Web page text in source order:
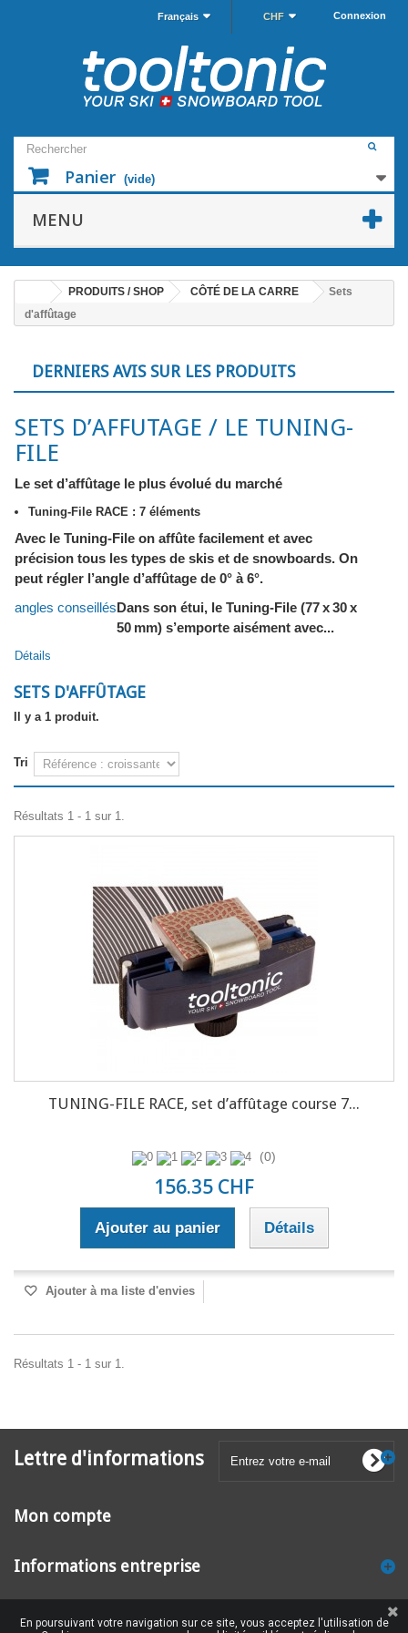
Connexion
CHF
Français
Panier (vide)
MENU
PRODUITS / SHOP CÔTÉ DE LA CARRE
Sets
d'affûtage
DERNIERS AVIS SUR LES PRODUITS
SETS D’AFFUTAGE / LE TUNING-
FILE
Le set d’affûtage le plus évolué du marché
Tuning-File RACE : 7 éléments
Avec le Tuning-File on affûte facilement et avec
précision tous les types de skis et de snowboards. On
peut régler l’angle d’affûtage de 0° à 6°.
angles conseillésDans son étui, le Tuning-File (77 x 30 x
50 mm) s’emporte aisément avec...
Détails
SETS D'AFFÛTAGE
Il y a 1 produit.
Tri
Résultats 1 - 1 sur 1.
TUNING-FILE RACE, set d’affûtage course 7...
(0)
156.35 CHF
Ajouter au panier Détails
Ajouter à ma liste d'envies
Résultats 1 - 1 sur 1.
Lettre d'informations
Mon compte
Informations entreprise
En poursuivant votre navigation sur ce site, vous acceptez l'utilisation de